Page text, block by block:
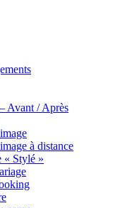
Avant / Après
à distance
« Stylé »